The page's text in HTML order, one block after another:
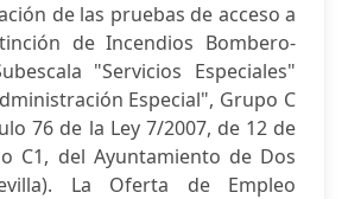
de las pruebas de acceso a
de Incendios Bombero-
"Servicios Especiales"
Especial", Grupo C
76 de la Ley 7/2007, de 12 de
C1, del Ayuntamiento de Dos
La Oferta de Empleo